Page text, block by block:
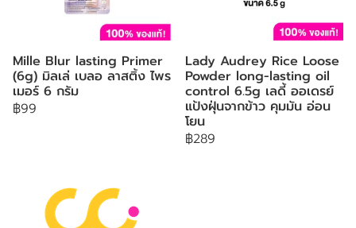
Mille Blur lasting Primer
(6g) มิลเล่ เบลอ ลาสติ้ง ไพร
เมอร์ 6 กรัม
฿99
Lady Audrey Rice Loose
Powder long-lasting oil
control 6.5g เลดี้ ออเดรย์
แป้งฝุ่นจากข้าว คุมมัน อ่อน
โยน
฿289